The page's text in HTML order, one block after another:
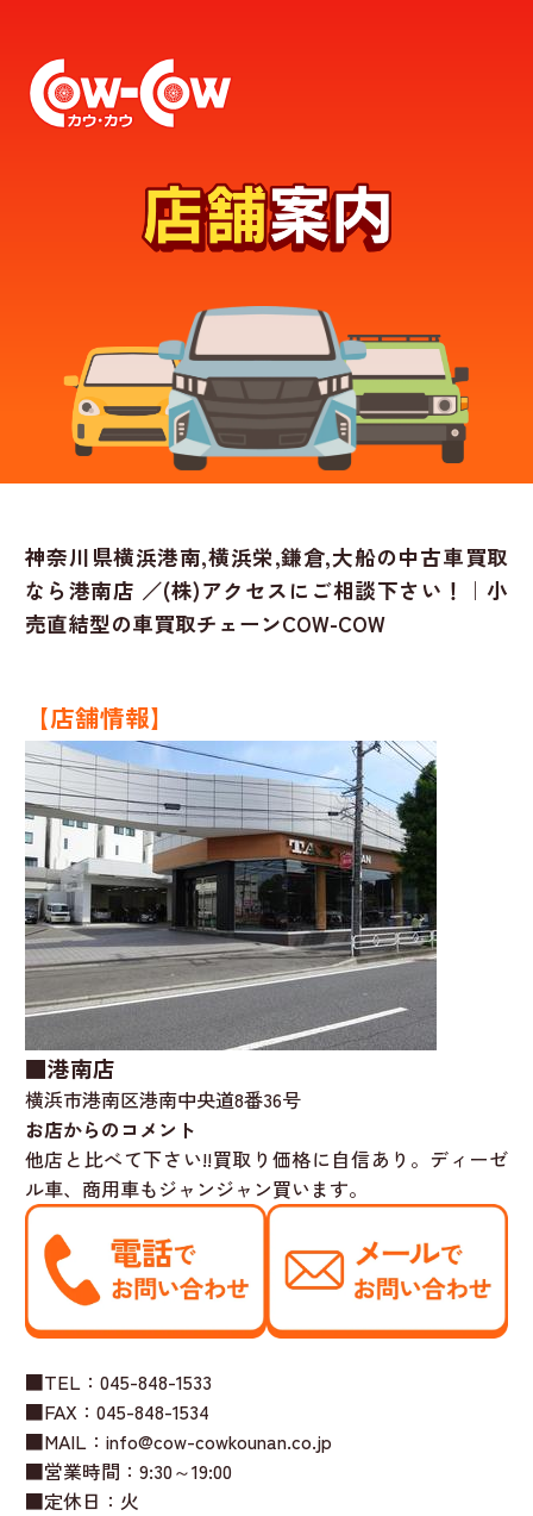
神奈川県横浜港南,横浜栄,鎌倉,大船の中古車買取
なら港南店 ／(株)アクセスにご相談下さい！｜小
売直結型の車買取チェーンCOW-COW
【店舗情報】
■港南店
横浜市港南区港南中央道8番36号
お店からのコメント
他店と比べて下さい!!買取り価格に自信あり。ディーゼ
ル車、商用車もジャンジャン買います。
■TEL：045-848-1533
■FAX：045-848-1534
■MAIL：info@cow-cowkounan.co.jp
■営業時間：9:30～19:00
■定休日：火